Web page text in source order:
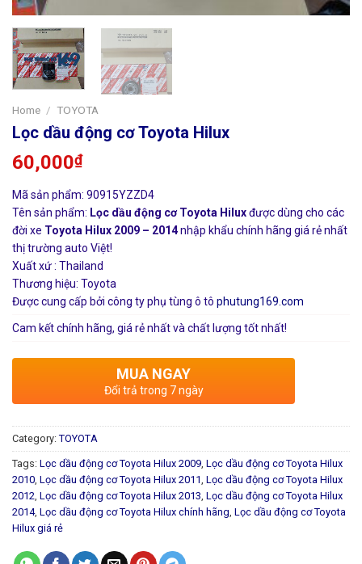
Home / TOYOTA
Lọc dầu động cơ Toyota Hilux
60,000₫
Mã sản phẩm: 90915YZZD4
Tên sản phẩm: Lọc dầu động cơ Toyota Hiluxđược dùng cho các
đời xe Toyota Hilux 2009 – 2014nhập khẩu chính hãng giá rẻ nhất
thị trường auto Việt!
Xuất xứ : Thailand
Thương hiệu: Toyota
Được cung cấp bởi công ty phụ tùng ô tô phutung169.com
Cam kết chính hãng, giá rẻ nhất và chất lượng tốt nhất!
MUA NGAY
Đổi trả trong 7 ngày
Category: TOYOTA
Tags: Lọc dầu động cơ Toyota Hilux 2009, Lọc dầu động cơ Toyota Hilux
2010, Lọc dầu động cơ Toyota Hilux 2011, Lọc dầu động cơ Toyota Hilux
2012, Lọc dầu động cơ Toyota Hilux 2013, Lọc dầu động cơ Toyota Hilux
2014, Lọc dầu động cơ Toyota Hilux chính hãng, Lọc dầu động cơ Toyota
Hilux giá rẻ